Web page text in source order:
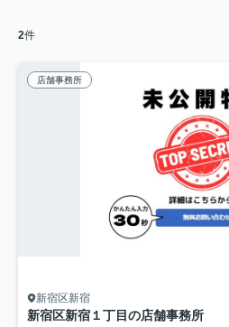
2件
店舗事務所
新宿区新宿
新宿区新宿１丁目の店舗事務所